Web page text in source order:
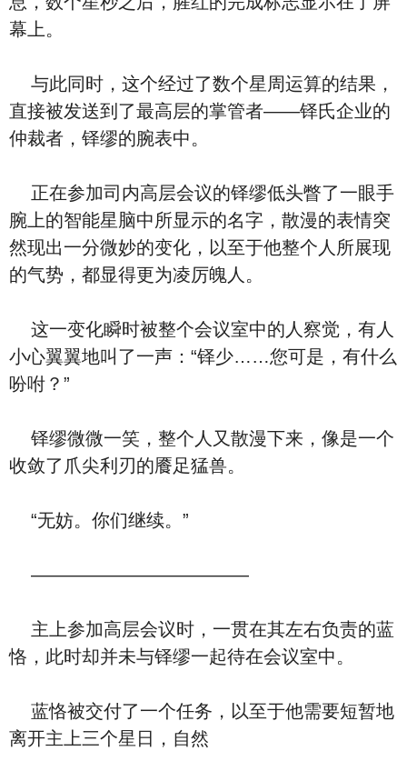
幕上。
与此同时，这个经过了数个星周运算的结果，
直接被发送到了最高层的掌管者——铎氏企业的
仲裁者，铎缪的腕表中。
正在参加司内高层会议的铎缪低头瞥了一眼手
腕上的智能星脑中所显示的名字，散漫的表情突
然现出一分微妙的变化，以至于他整个人所展现
的气势，都显得更为凌厉魄人。
这一变化瞬时被整个会议室中的人察觉，有人
小心翼翼地叫了一声：“铎少……您可是，有什么
吩咐？”
铎缪微微一笑，整个人又散漫下来，像是一个
收敛了爪尖利刃的餍足猛兽。
“无妨。你们继续。”
————————————
主上参加高层会议时，一贯在其左右负责的蓝
恪，此时却并未与铎缪一起待在会议室中。
蓝恪被交付了一个任务，以至于他需要短暂地
离开主上三个星日，自然